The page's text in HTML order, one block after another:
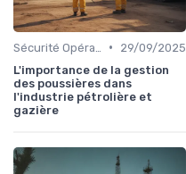
•
29/09/2025
L'importance de la gestion
des poussières dans
l'industrie pétrolière et
gazière